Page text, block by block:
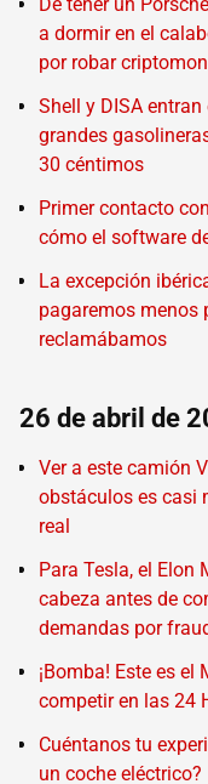
a dormir en el
por robar
Shell y DISA
grandes
30 céntimos
Primer contacto
cómo el software
La excepción
pagaremos menos
reclamábamos
26 de abril de
Ver a este camión
obstáculos es casi
real
Para Tesla, el Elon
cabeza antes de
demandas por
¡Bomba! Este es el
competir en las 24
Cuéntanos tu
un coche eléctrico?